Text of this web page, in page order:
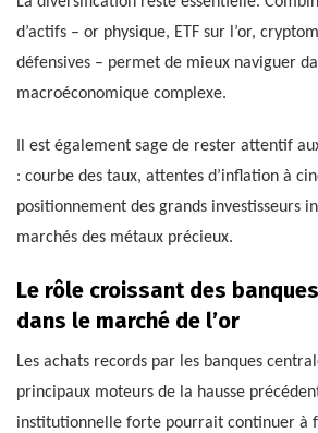
d’actifs – or physique, ETF sur l’or,
défensives – permet de mieux naviguer
macroéconomique complexe.
Il est également sage de rester attentif
: courbe des taux, attentes d’inflation à
positionnement des grands investisseurs
marchés des métaux précieux.
Le rôle croissant des
dans le marché de l’or
Les achats records par les banques
principaux moteurs de la hausse
institutionnelle forte pourrait continuer à